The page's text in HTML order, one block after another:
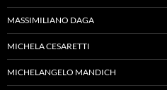
MASSIMILIANO DAGA
MICHELA CESARETTI
MICHELANGELO MANDICH